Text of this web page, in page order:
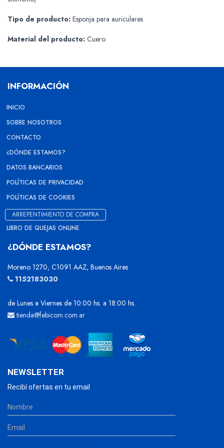
Tipo de producto: Esponja para auriculares
Material del producto: Cuero
INFORMACIÓN
INICIO
SOBRE NOSOTROS
CONTACTO
¿DÓNDE ESTAMOS?
DATOS BANCARIOS
POLÍTICAS DE PRIVACIDAD
POLÍTICAS DE COOKIES
ARREPENTIMIENTO DE COMPRA
LIBRO DE QUEJAS ONLINE
¿DÓNDE ESTAMOS?
Moreno 1270, C1091 AAZ, Buenos Aires
1152183030
de Lunes a Viernes de 10:00 hs. a 18:00 hs.
tienda@febicom.com.ar
NEWSLETTER
Recibí ofertas en tu email